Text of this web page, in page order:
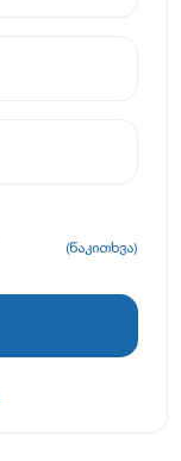
(წაკითხვა)